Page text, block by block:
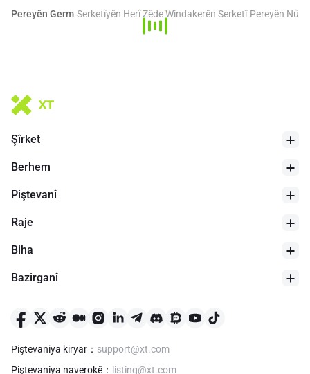
Pereyên Germ Serketîyên Herî Zêde Windakerên Serketî Pereyên Nû
Şîrket
Berhem
Piştevanî
Raje
Biha
Bazirganî
Piştevaniya kiryar ： support@xt.com
Piştevaniya naverokê ： listing@xt.com